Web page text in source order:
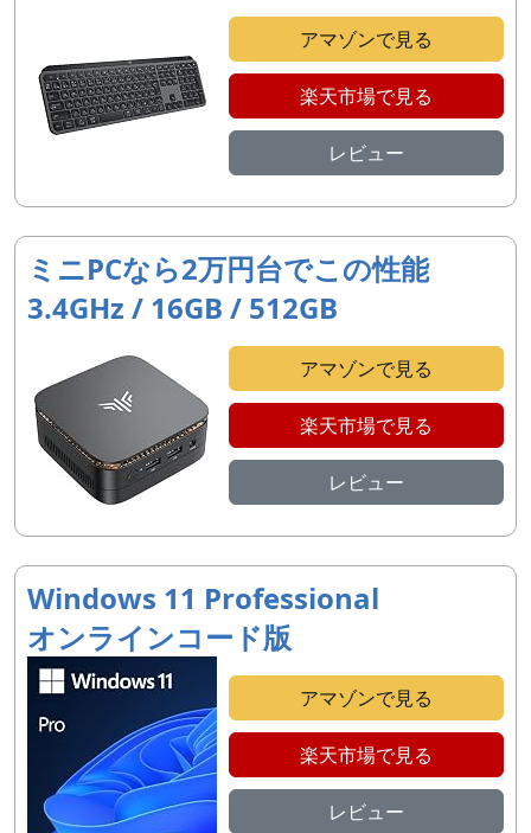
アマゾンで見る
楽天市場で見る
レビュー
ミニPCなら2万円台でこの性能
3.4GHz / 16GB / 512GB
アマゾンで見る
楽天市場で見る
レビュー
Windows 11 Professional
オンラインコード版
アマゾンで見る
楽天市場で見る
レビュー